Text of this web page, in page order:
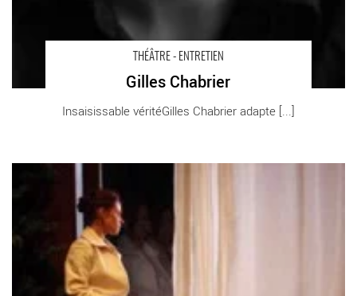
THÉÂTRE - ENTRETIEN
Gilles Chabrier
Insaisissable véritéGilles Chabrier adapte [...]